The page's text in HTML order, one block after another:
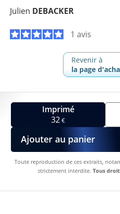
Julien DEBACKER
1 avis
Revenir à
la page
Imprimé
32€
Ajouter au panier
Toute reproduction de ces extraits,
strictement interdite. Tous